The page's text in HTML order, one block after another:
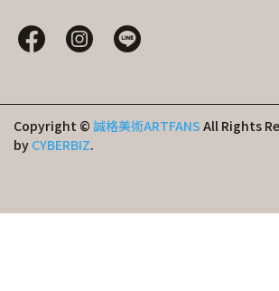
Copyright © 誠格美術ARTFANS All Rights
by CYBERBIZ.